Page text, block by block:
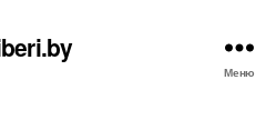
Меню